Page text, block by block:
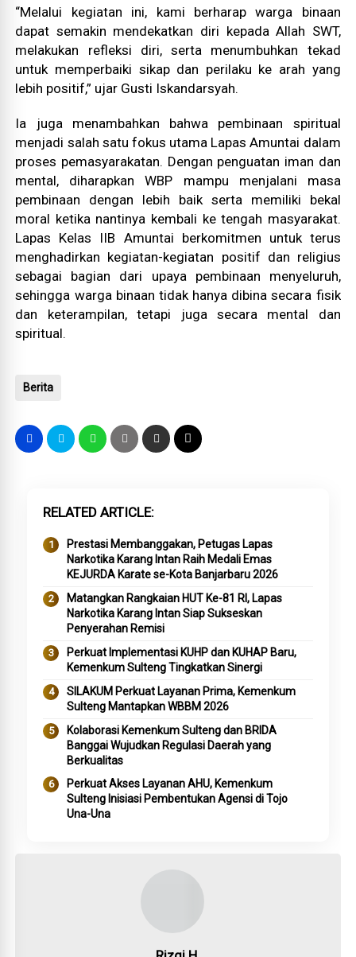
“Melalui kegiatan ini, kami berharap warga binaan
dapat semakin mendekatkan diri kepada Allah SWT,
melakukan refleksi diri, serta menumbuhkan tekad
untuk memperbaiki sikap dan perilaku ke arah yang
lebih positif,” ujar Gusti Iskandarsyah.
Ia juga menambahkan bahwa pembinaan spiritual
menjadi salah satu fokus utama Lapas Amuntai dalam
proses pemasyarakatan. Dengan penguatan iman dan
mental, diharapkan WBP mampu menjalani masa
pembinaan dengan lebih baik serta memiliki bekal
moral ketika nantinya kembali ke tengah masyarakat.
Lapas Kelas IIB Amuntai berkomitmen untuk terus
menghadirkan kegiatan-kegiatan positif dan religius
sebagai bagian dari upaya pembinaan menyeluruh,
sehingga warga binaan tidak hanya dibina secara fisik
dan keterampilan, tetapi juga secara mental dan
spiritual.
Berita
RELATED ARTICLE
Prestasi Membanggakan, Petugas Lapas
Narkotika Karang Intan Raih Medali Emas
KEJURDA Karate se-Kota Banjarbaru 2026
Matangkan Rangkaian HUT Ke-81 RI, Lapas
Narkotika Karang Intan Siap Sukseskan
Penyerahan Remisi
Perkuat Implementasi KUHP dan KUHAP Baru,
Kemenkum Sulteng Tingkatkan Sinergi
SILAKUM Perkuat Layanan Prima, Kemenkum
Sulteng Mantapkan WBBM 2026
Kolaborasi Kemenkum Sulteng dan BRIDA
Banggai Wujudkan Regulasi Daerah yang
Berkualitas
Perkuat Akses Layanan AHU, Kemenkum
Sulteng Inisiasi Pembentukan Agensi di Tojo
Una-Una